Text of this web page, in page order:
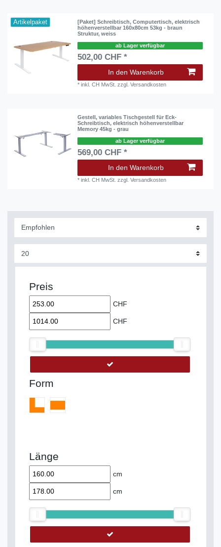
Artikelpaket
[Paket] Schreibtisch, Computertisch, elektrisch
höhenverstellbar 160x80cm 53kg - braun
Struktur, weiss
ab Lager verfügbar
502,00 CHF *
In den Warenkorb
*inkl. CH MwSt. zzgl.Versandkosten
Gestell, variables Tischgestell für Eck-
Schreibtisch, elektrisch höhenverstellbar
Memory 45kg - grau
ab Lager verfügbar
569,00 CHF *
In den Warenkorb
*inkl. CH MwSt. zzgl.Versandkosten
Preis
CHF
CHF
Form
Länge
cm
cm